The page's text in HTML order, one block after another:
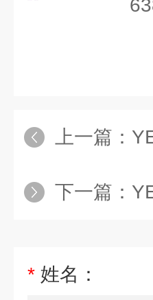
上一篇：
下一篇：
* 姓名：